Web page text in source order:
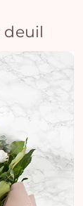
deuil